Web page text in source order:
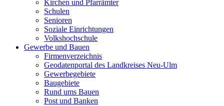
Kirchen und Pfarrämter
Schulen
Senioren
Soziale Einrichtungen
Volkshochschule
Gewerbe und Bauen
Firmenverzeichnis
Geodatenportal des Landkreises Neu-Ulm
Gewerbegebiete
Baugebiete
Rund ums Bauen
Post und Banken